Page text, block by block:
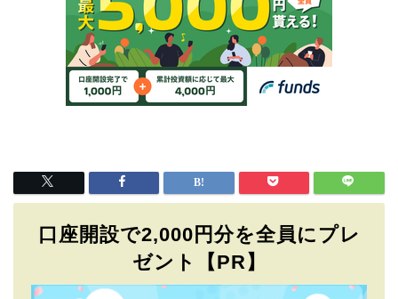
口座開設で2,000円分を全員にプレ
ゼント【PR】